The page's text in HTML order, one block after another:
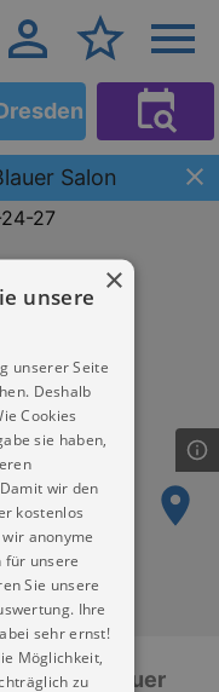
Salon
- Blauer
×
unsere
unserer Seite
Deshalb
Cookies
sie haben,
wir den
kostenlos
anonyme
unsere
Sie unsere
Ihre
sehr ernst!
Möglichkeit,
zu